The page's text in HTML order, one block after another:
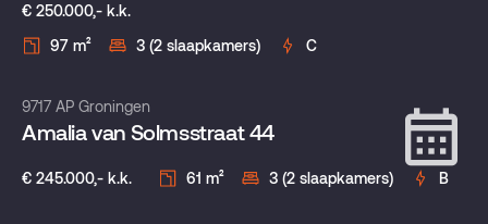
€ 250.000,- k.k.
97 m²
3 (2 slaapkamers) C
Verkocht onder voorbehoud
9717 AP Groningen
Amalia van Solmsstraat 44
€ 245.000,- k.k. 61 m² 3 (2 slaapkamers) B